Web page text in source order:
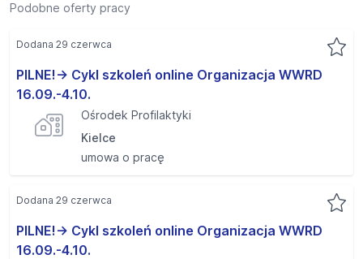
Podobne oferty pracy
PILNE!-> Cykl szkoleń online Organizacja WWRD
16.09.-4.10.
Ośrodek Profilaktyki
Kielce
umowa o pracę
Dodana 29 czerwca
PILNE!-> Cykl szkoleń online Organizacja WWRD
16.09.-4.10.
Dodana 29 czerwca